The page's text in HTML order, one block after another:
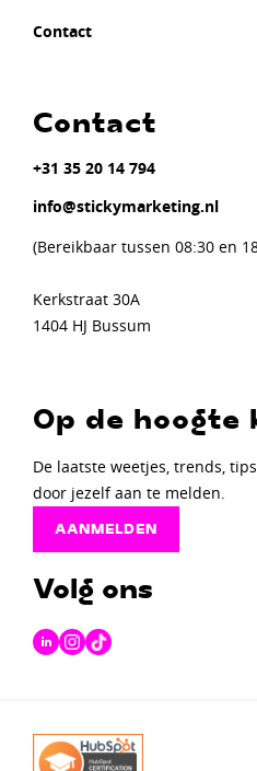
Contact
Contact
+31 35 20 14 794
info@stickymarketing.nl
(Bereikbaar tussen 08:30 en
Kerkstraat 30A
1404 HJ Bussum
Op de hoogte
De laatste weetjes, trends,
door jezelf aan te melden.
AANMELDEN
Volg ons